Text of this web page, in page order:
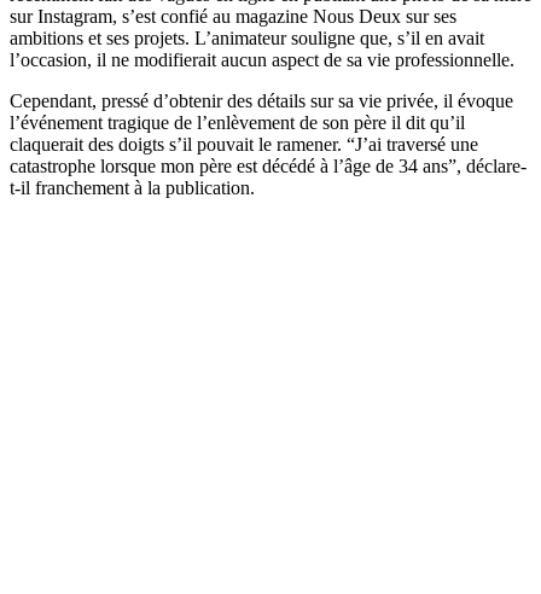
sur Instagram, s’est confié au magazine Nous Deux sur ses
ambitions et ses projets. L’animateur souligne que, s’il en avait
l’occasion, il ne modifierait aucun aspect de sa vie professionnelle.
Cependant, pressé d’obtenir des détails sur sa vie privée, il évoque
l’événement tragique de l’enlèvement de son père il dit qu’il
claquerait des doigts s’il pouvait le ramener. “J’ai traversé une
catastrophe lorsque mon père est décédé à l’âge de 34 ans”, déclare-
t-il franchement à la publication.